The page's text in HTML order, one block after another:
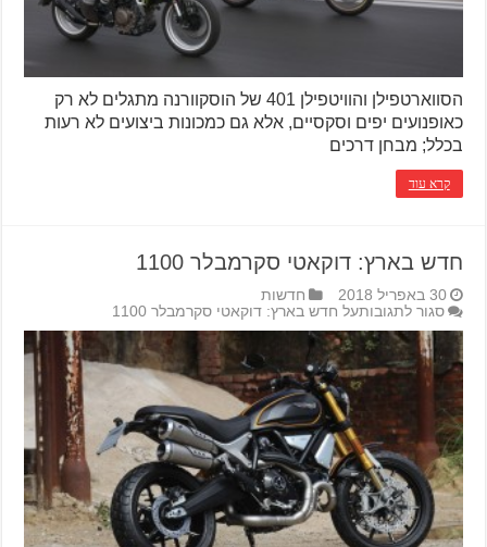
הסווארטפילן והוויטפילן 401 של הוסקוורנה מתגלים לא רק
כאופנועים יפים וסקסיים, אלא גם כמכונות ביצועים לא רעות
בכלל; מבחן דרכים
קרא עוד
חדש בארץ: דוקאטי סקרמבלר 1100
30 באפריל 2018
חדשות
סגור לתגובותעל חדש בארץ: דוקאטי סקרמבלר 1100